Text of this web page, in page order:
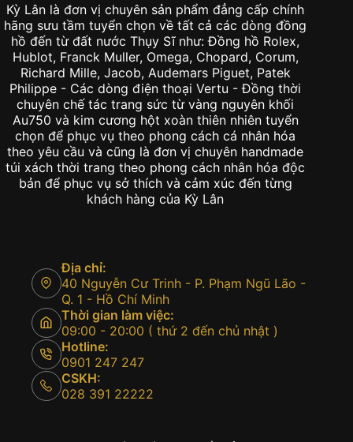
Kỳ Lân là đơn vị chuyên sản phẩm đẳng cấp chính
hãng sưu tầm tuyển chọn về tất cả các dòng đồng
hồ đến từ đất nước Thụy Sĩ như: Đồng hồ Rolex,
Hublot, Franck Muller, Omega, Chopard, Corum,
Richard Mille, Jacob, Audemars Piguet, Patek
Philippe - Các dòng điện thoại Vertu - Đồng thời
chuyên chế tác trang sức từ vàng nguyên khối
Au750 và kim cương hột xoàn thiên nhiên tuyển
chọn để phục vụ theo phong cách cá nhân hóa
theo yêu cầu và cũng là đơn vị chuyên handmade
túi xách thời trang theo phong cách nhân hóa độc
bản để phục vụ sở thích và cảm xúc đến từng
khách hàng của Kỳ Lân
Địa chỉ:
40 Nguyễn Cư Trinh - P. Phạm Ngũ Lão -
Q. 1 - Hồ Chí Minh
Thời gian làm việc:
09:00 - 20:00 ( thứ 2 đến chủ nhật )
Hotline:
0901 247 247
CSKH:
028 391 22222